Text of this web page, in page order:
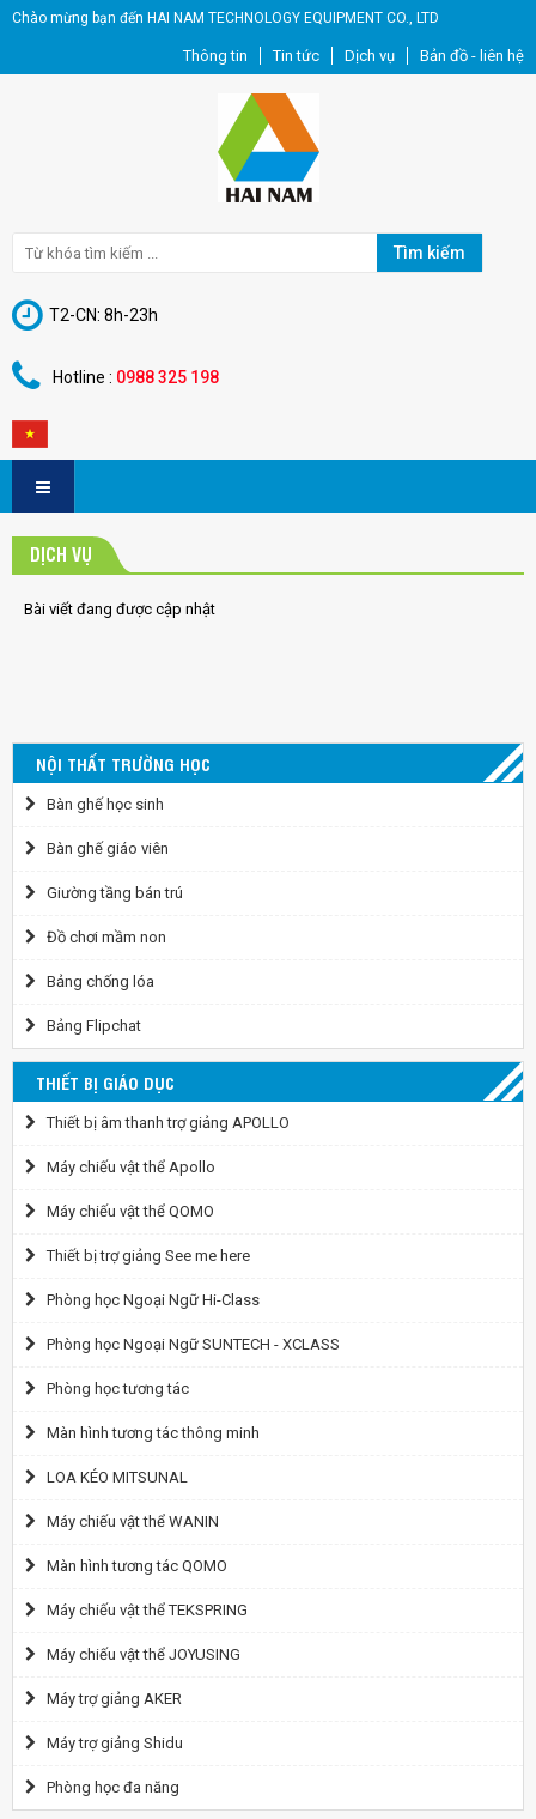
Chào mừng bạn đến HAI NAM TECHNOLOGY EQUIPMENT CO., LTD
Thông tin Tin tức Dịch vụ Bản đồ - liên hệ
Tìm kiếm
T2-CN: 8h-23h
Hotline : 0988 325 198
DỊCH VỤ
Bài viết đang được cập nhật
NỘI THẤT TRƯỜNG HỌC
Bàn ghế học sinh
Bàn ghế giáo viên
Giường tầng bán trú
Đồ chơi mầm non
Bảng chống lóa
Bảng Flipchat
THIẾT BỊ GIÁO DỤC
Thiết bị âm thanh trợ giảng APOLLO
Máy chiếu vật thể Apollo
Máy chiếu vật thể QOMO
Thiết bị trợ giảng See me here
Phòng học Ngoại Ngữ Hi-Class
Phòng học Ngoại Ngữ SUNTECH - XCLASS
Phòng học tương tác
Màn hình tương tác thông minh
LOA KÉO MITSUNAL
Máy chiếu vật thể WANIN
Màn hình tương tác QOMO
Máy chiếu vật thể TEKSPRING
Máy chiếu vật thể JOYUSING
Máy trợ giảng AKER
Máy trợ giảng Shidu
Phòng học đa năng